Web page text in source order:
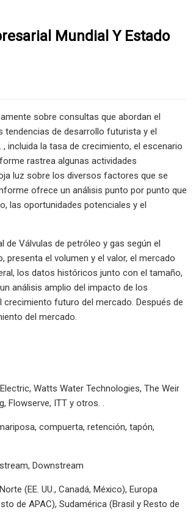
Mundial Y Estado
sobre consultas que abordan el
tendencias de desarrollo futurista y el
incluida la tasa de crecimiento, el escenario
rastrea algunas actividades
luz sobre los diversos factores que se
ofrece un análisis punto por punto que
las oportunidades potenciales y el
Válvulas de petróleo y gas según el
el volumen y el valor, el mercado
los datos históricos junto con el tamaño,
análisis amplio del impacto de los
futuro del mercado. Después de
del mercado.
Watts Water Technologies, The Weir
Flowserve, ITT y otros. .
compuerta, retención, tapón,
Downstream
(EE. UU., Canadá, México), Europa
de APAC), Sudamérica (Brasil y Resto de